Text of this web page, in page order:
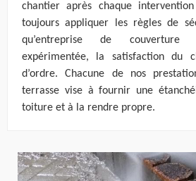
chantier après chaque
toujours appliquer les règles de
qu’entreprise de couverture
expérimentée, la satisfaction du
d’ordre. Chacune de nos
terrasse vise à fournir une
toiture et à la rendre propre.